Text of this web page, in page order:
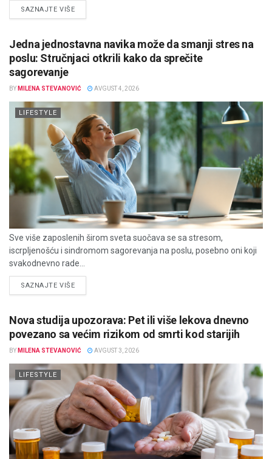
SAZNAJTE VIŠEDETAILS
Jedna jednostavna navika može da smanji stres na
poslu: Stručnjaci otkrili kako da sprečite
sagorevanje
BY MILENA STEVANOVIĆ AVGUST 4, 2026
LIFESTYLE
Sve više zaposlenih širom sveta suočava se sa stresom,
iscrpljenošću i sindromom sagorevanja na poslu, posebno oni koji
svakodnevno rade...
SAZNAJTE VIŠEDETAILS
Nova studija upozorava: Pet ili više lekova dnevno
povezano sa većim rizikom od smrti kod starijih
BY MILENA STEVANOVIĆ AVGUST 3, 2026
LIFESTYLE